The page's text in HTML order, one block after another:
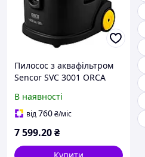
Пилосос з аквафільтром
Sencor SVC 3001 ORCA
В наявності
від760₴/міс
7 599.20₴